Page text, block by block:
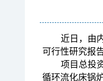
近日，由
可行性研究报
项目总投
循环流化床锅